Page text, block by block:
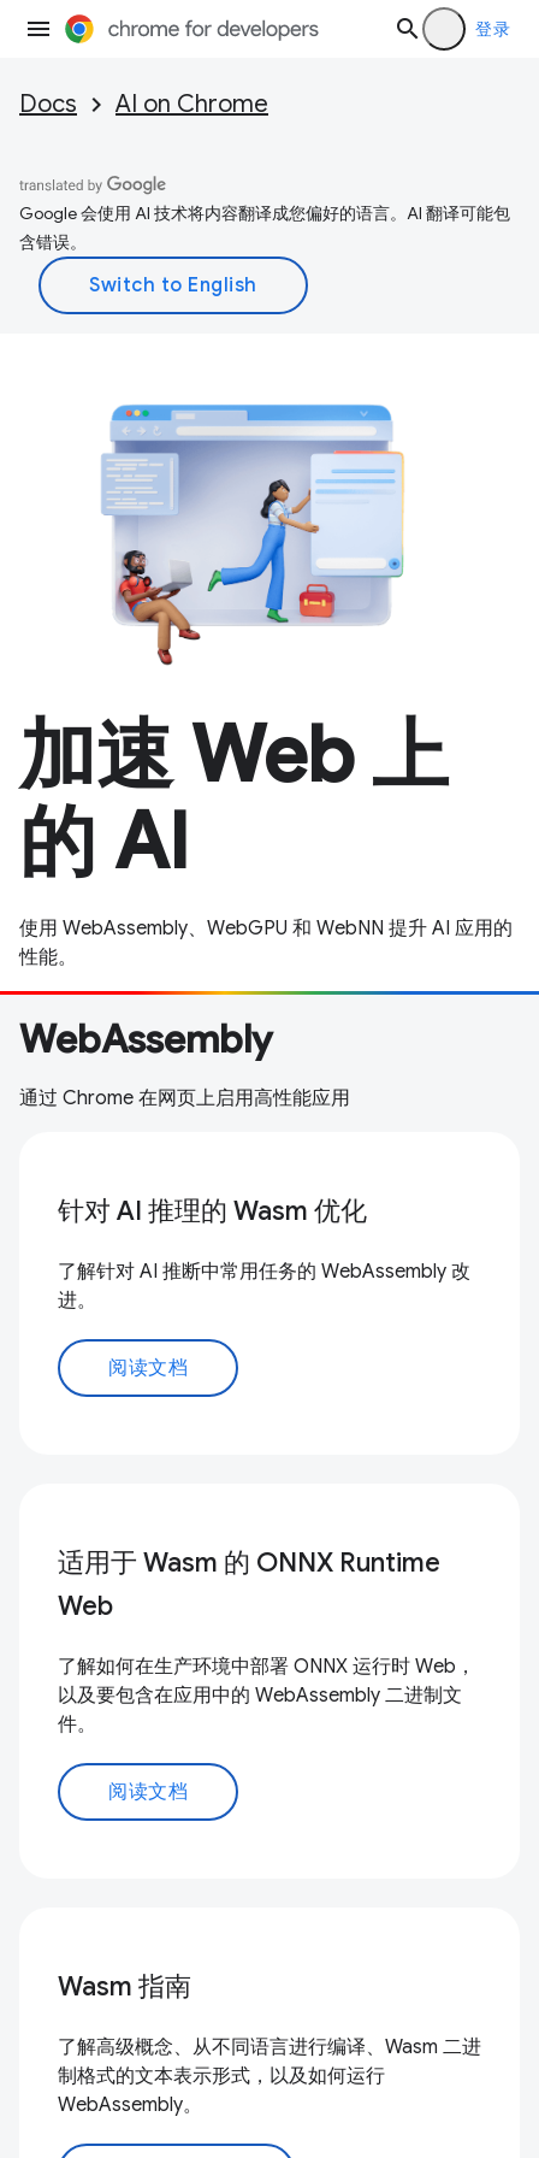
登录
Docs AI on Chrome
Google 会使用 AI 技术将内容翻译成您偏好的语言。AI 翻译可能包
含错误。
加速 Web 上
的 AI
使用 WebAssembly、WebGPU 和 WebNN 提升 AI 应用的
性能。
WebAssembly
通过 Chrome 在网页上启用高性能应用
针对 AI 推理的 Wasm 优化
了解针对 AI 推断中常用任务的 WebAssembly 改
进。
阅读文档
适用于 Wasm 的 ONNX Runtime
Web
了解如何在生产环境中部署 ONNX 运行时 Web，
以及要包含在应用中的 WebAssembly 二进制文
件。
阅读文档
Wasm 指南
了解高级概念、从不同语言进行编译、Wasm 二进
制格式的文本表示形式，以及如何运行
WebAssembly。